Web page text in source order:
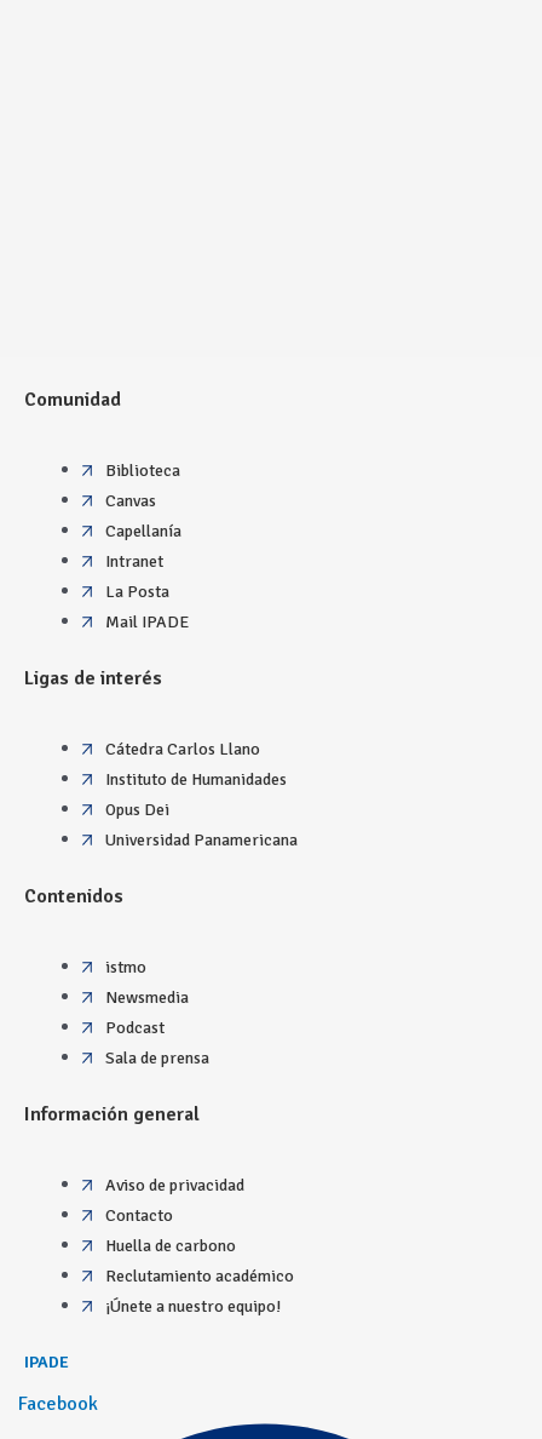
Comunidad
Biblioteca
Canvas
Capellanía
Intranet
La Posta
Mail IPADE
Ligas de interés
Cátedra Carlos Llano
Instituto de Humanidades
Opus Dei
Universidad Panamericana
Contenidos
istmo
Newsmedia
Podcast
Sala de prensa
Información general
Aviso de privacidad
Contacto
Huella de carbono
Reclutamiento académico
¡Únete a nuestro equipo!
IPADE
Facebook